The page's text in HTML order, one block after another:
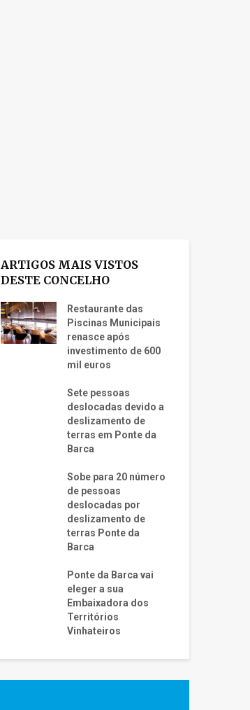
ARTIGOS MAIS VISTOS
DESTE CONCELHO
Restaurante das
Piscinas Municipais
renasce após
investimento de 600
mil euros
Sete pessoas
deslocadas devido a
deslizamento de
terras em Ponte da
Barca
Sobe para 20 número
de pessoas
deslocadas por
deslizamento de
terras Ponte da
Barca
Ponte da Barca vai
eleger a sua
Embaixadora dos
Territórios
Vinhateiros